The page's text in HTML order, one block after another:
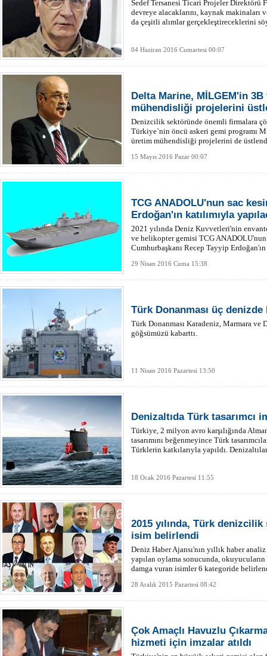
Sedef Tersanesi Ticari Projeler
devreye alacaklarını, kaynak makinaları
da çeşitli alımlar gerçekleştireceklerini
04 Haziran 2016 Cumartesi 00:07
Delta Marine, MİLGEM'in
mühendisliği projelerini
Denizcilik sektöründe önemli firmalara
Türkiye`nin öncü askeri gemi programı
üretim mühendisliği projelerini de
15 Mayıs 2016 Pazar 00:07
TCG ANADOLU'nun sac
Erdoğan'ın katılımıyla
2021 yılında Deniz Kuvvetleri'nin
ve helikopter gemisi TCG
Cumhurbaşkanı Recep Tayyip
29 Nisan 2016 Cuma 15:38
Türk Donanması üç
Türk Donanması Karadeniz, Marmara ve
göğsümüzü kabarttı.
11 Nisan 2016 Pazartesi 13:50
Denizaltıda Türk tasarımcı
Türkiye, 2 milyon avro karşılığında
tasarımını beğenmeyince Türk
Türklerin katkılarıyla yapıldı.
18 Ocak 2016 Pazartesi 11:55
2015 yılında, Türk
isim belirlendi
Deniz Haber Ajansı'nın yıllık haber
yapılan oylama sonucunda,
damga vuran isimler 6 kategoride
28 Aralık 2015 Pazartesi 08:42
Çok Amaçlı Havuzlu
hizmeti için imzalar atıldı